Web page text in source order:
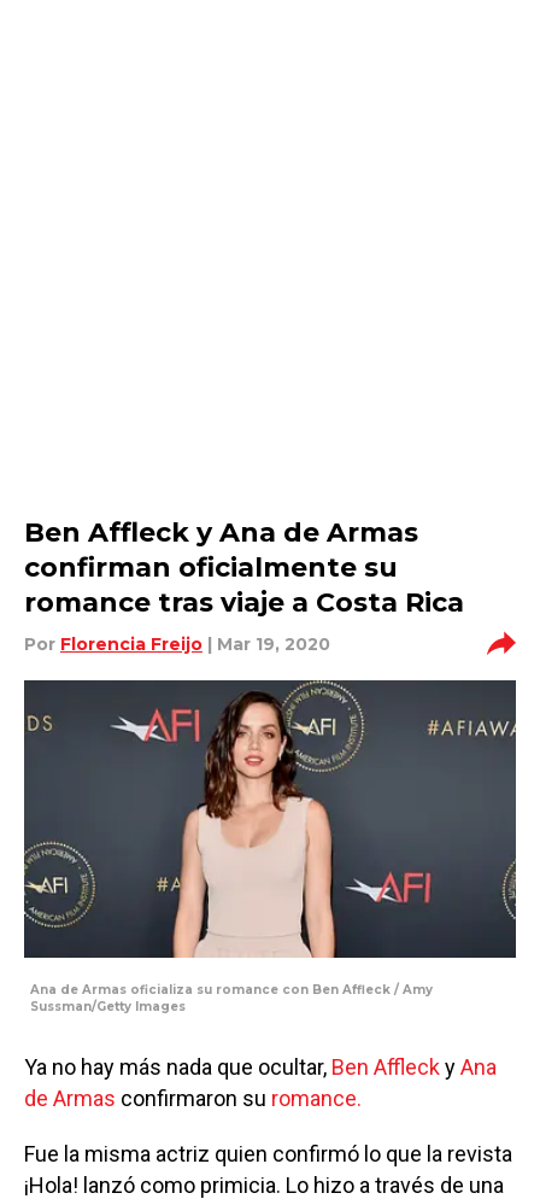
Ben Affleck y Ana de Armas
confirman oficialmente su
romance tras viaje a Costa Rica
Por Florencia Freijo | Mar 19, 2020
Ana de Armas oficializa su romance con Ben Affleck / Amy
Sussman/Getty Images
Ya no hay más nada que ocultar, Ben AffleckyAna
de Armas confirmaron su romance.
Fue la misma actriz quien confirmó lo que la revista
¡Hola! lanzó como primicia. Lo hizo a través de una